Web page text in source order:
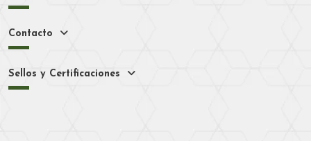
Contacto
Sellos y Certificaciones